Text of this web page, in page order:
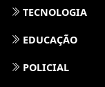
TECNOLOGIA
EDUCAÇÃO
POLICIAL